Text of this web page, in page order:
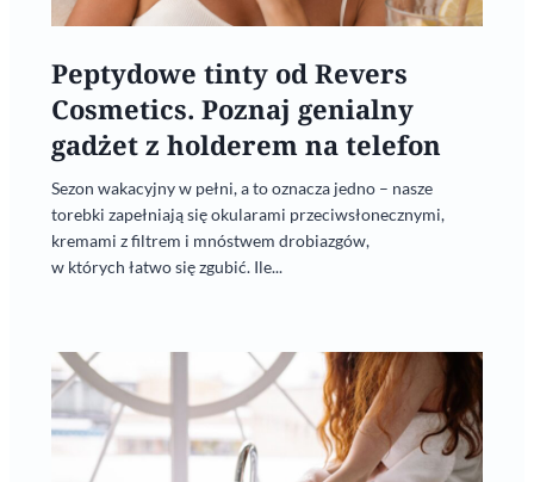
Peptydowe tinty od Revers
Cosmetics. Poznaj genialny
gadżet z holderem na telefon
Sezon wakacyjny w pełni, a to oznacza jedno – nasze
torebki zapełniają się okularami przeciwsłonecznymi,
kremami z filtrem i mnóstwem drobiazgów,
w których łatwo się zgubić. Ile...